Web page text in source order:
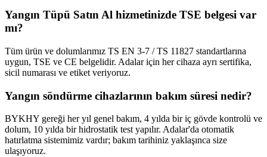
Yangın Tüpü Satın Al hizmetinizde TSE belgesi var
mı?
Tüm ürün ve dolumlarımız TS EN 3-7 / TS 11827 standartlarına
uygun, TSE ve CE belgelidir. Adalar için her cihaza ayrı sertifika,
sicil numarası ve etiket veriyoruz.
Yangın söndürme cihazlarının bakım süresi nedir?
BYKHY gereği her yıl genel bakım, 4 yılda bir iç gövde kontrolü ve
dolum, 10 yılda bir hidrostatik test yapılır. Adalar'da otomatik
hatırlatma sistemimiz vardır; bakım tarihiniz yaklaşınca size
ulaşıyoruz.